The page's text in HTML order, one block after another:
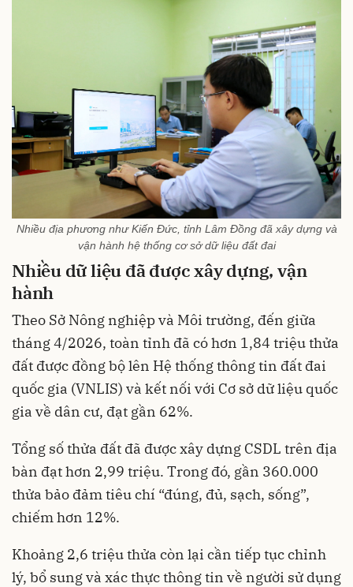
Nhiều địa phương như Kiến Đức, tỉnh Lâm Đồng đã xây dựng và
vận hành hệ thống cơ sở dữ liệu đất đai
Nhiều dữ liệu đã được xây dựng, vận
hành
Theo Sở Nông nghiệp và Môi trường, đến giữa
tháng 4/2026, toàn tỉnh đã có hơn 1,84 triệu thửa
đất được đồng bộ lên Hệ thống thông tin đất đai
quốc gia (VNLIS) và kết nối với Cơ sở dữ liệu quốc
gia về dân cư, đạt gần 62%.
Tổng số thửa đất đã được xây dựng CSDL trên địa
bàn đạt hơn 2,99 triệu. Trong đó, gần 360.000
thửa bảo đảm tiêu chí “đúng, đủ, sạch, sống”,
chiếm hơn 12%.
Khoảng 2,6 triệu thửa còn lại cần tiếp tục chỉnh
lý, bổ sung và xác thực thông tin về người sử dụng